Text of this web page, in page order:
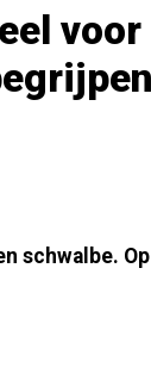
voor
schwalbe.